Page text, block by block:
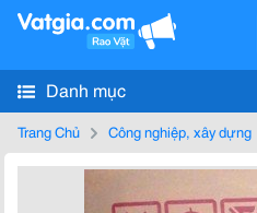
Danh mục
Trang Chủ Công nghiệp, xây dựng